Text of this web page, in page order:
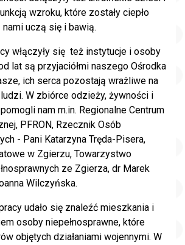
wzroku, które zostały ciepło
uczą się i bawią.
włączyły się też instytucje i osoby
lat są przyjaciółmi naszego Ośrodka
ich serca pozostają wrażliwe na
W zbiórce odzieży, żywności i
nam m.in. Regionalne Centrum
PFRON, Rzecznik Osób
- Pani Katarzyna Tręda-Pisera,
w Zgierzu, Towarzystwo
ze Zgierza, dr Marek
Wilczyńska.
udało się znaleźć mieszkania i
osoby niepełnosprawne, które
objętych działaniami wojennymi. W